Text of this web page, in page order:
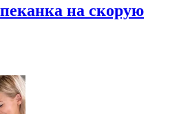
на скорую